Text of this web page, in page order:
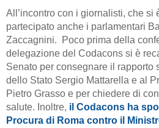
All’incontro con i giornalisti, che si
partecipato anche i parlamentari
Zaccagnini. Poco prima della
delegazione del Codacons si è
Senato per consegnare il rapporto
dello Stato Sergio Mattarella e al
Pietro Grasso e per chiedere di
salute. Inoltre, il Codacons ha
Procura di Roma contro il